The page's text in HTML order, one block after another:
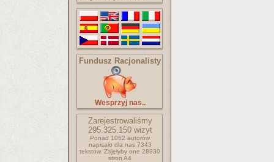
Fundusz Racjonalisty
Wesprzyj nas..
Zarejestrowaliśmy
295.325.150wizyt
Ponad 1062 autorów
napisało dla nas 7343
tekstów. Zajęłyby one 28930
stron A4